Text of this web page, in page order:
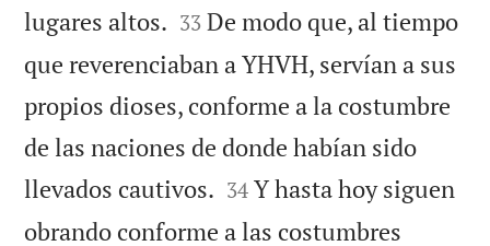
lugares altos. 

33 De modo que, al tiempo
que reverenciaban a YHVH, servían a sus
propios dioses, conforme a la costumbre
de las naciones de donde habían sido
llevados cautivos. 

34 Y hasta hoy siguen
obrando conforme a las costumbres